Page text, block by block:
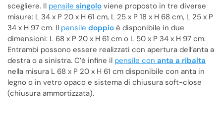
scegliere. Il pensile singolo viene proposto in tre diverse
misure: L 34 x P 20 x H 61 cm, L 25 x P 18 x H 68 cm, L 25 x P
34 x H 97 cm. Il pensile doppio è disponibile in due
dimensioni: L 68 x P 20 x H 61 cm o L 50 x P 34 x H 97 cm.
Entrambi possono essere realizzati con apertura dell’anta a
destra o a sinistra. C’è infine il pensile con anta a ribalta
nella misura L 68 x P 20 x H 61 cm disponibile con anta in
legno o in vetro opaco e sistema di chiusura soft-close
(chiusura ammortizzata).